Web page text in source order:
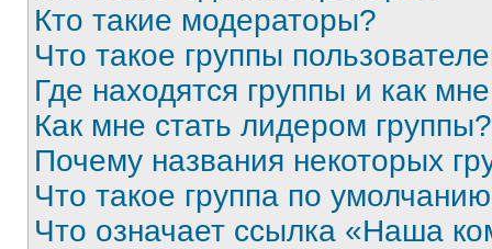
Кто такие модераторы?
Что такое группы
Где находятся группы и как
Как мне стать лидером группы?
Почему названия некоторых
Что такое группа по
Что означает ссылка «Наша